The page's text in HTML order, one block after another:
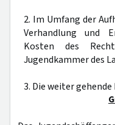
2. Im Umfang der
Verhandlung und
Kosten des
Jugendkammer des
3. Die weiter